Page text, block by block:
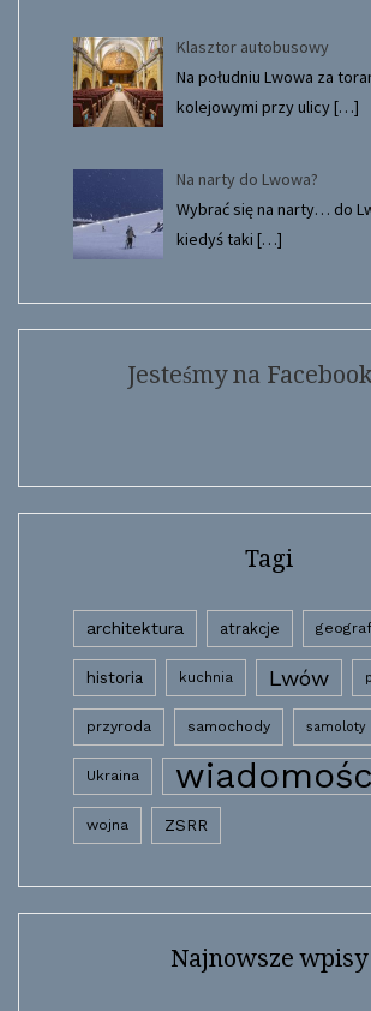
Klasztor autobusowy
Na południu Lwowa za
kolejowymi przy ulicy[…]
Na narty do Lwowa?
Wybrać się na narty… do
kiedyś taki […]
Jesteśmy na
Tagi
architektura atrakcje
historia kuchnia Lwów
przyroda samochody samoloty
Ukraina
wojna ZSRR
Najnowsze wpisy